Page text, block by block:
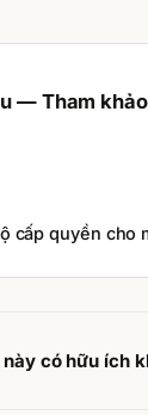
— Tham
cấp quyền cho
này có hữu ích